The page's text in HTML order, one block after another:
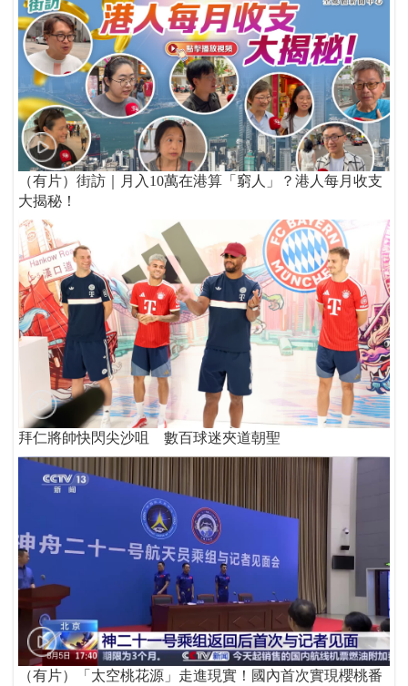
（有片）街訪｜月入10萬在港算「窮人」？港人每月收支
大揭秘！
拜仁將帥快閃尖沙咀 數百球迷夾道朝聖
（有片）「太空桃花源」走進現實！國內首次實現櫻桃番